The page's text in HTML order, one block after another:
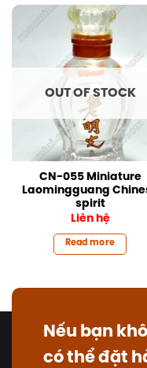
OUT OF STOCK
CN-055 Miniature
Laomingguang
spirit
Liên hệ
Read more
Nếu bạn
có thể đặt